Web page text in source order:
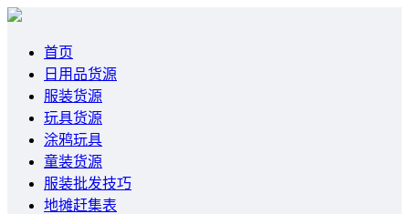
首页
日用品货源
服装货源
玩具货源
涂鸦玩具
童装货源
服装批发技巧
地摊赶集表